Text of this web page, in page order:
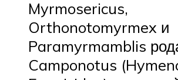
Myrmosericus,
Orthonotomyrmex и
Paramyrmamblis
Camponotus